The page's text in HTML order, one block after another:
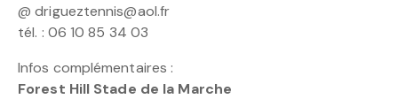
@ drigueztennis@aol.fr
tél. : 06 10 85 34 03
Infos complémentaires :
Forest Hill Stade de la Marche